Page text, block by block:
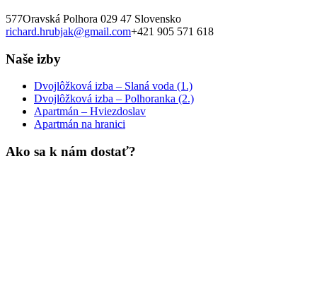
577Oravská Polhora 029 47 Slovensko
richard.hrubjak@gmail.com+421 905 571 618
Naše izby
Dvojlôžková izba – Slaná voda (1.)
Dvojlôžková izba – Polhoranka (2.)
Apartmán – Hviezdoslav
Apartmán na hranici
Ako sa k nám dostať?